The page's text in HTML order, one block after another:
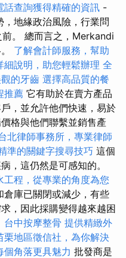
話查詢獲得精確的資訊 -
，地緣政治風險，行業問
。 總而言之，Merkandi
了解會計師服務，幫助
細說明，助您輕鬆辦理 全
的牙齒 選擇高品質的餐
推薦 它有助於在賣方產品
，並允許他們快速，易於
格與他們聯繫並銷售產
北律師事務所，專業律師
準的關鍵字搜尋技巧 這個
，這仍然是可感知的。
工程，從專業的角度為您
倉庫已關閉或減少，有些
，因此採購變得越來越困
台中按摩整骨 提供精緻外
栗地區徵信社，為你解決
角落更具魅力 批發商是